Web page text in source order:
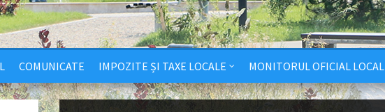
COMUNICATE IMPOZITE ȘI TAXE LOCALE MONITORUL OFICIAL LOCAL